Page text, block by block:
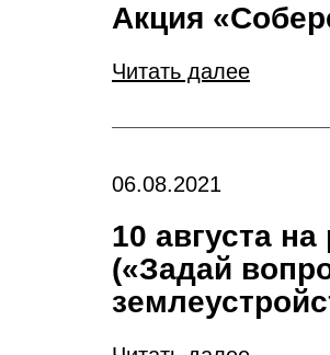
Акция
Читать далее
06.08.2021
10 августа
(«Задай